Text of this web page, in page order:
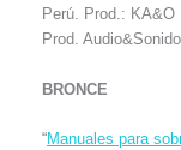
Perú. Prod.:
Prod.
BRONCE
“Manuales para